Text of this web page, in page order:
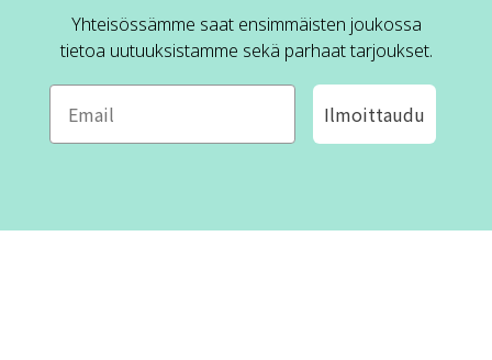
Yhteisössämme saat ensimmäisten joukossa
tietoa uutuuksistamme sekä parhaat tarjoukset.
Ilmoittaudu